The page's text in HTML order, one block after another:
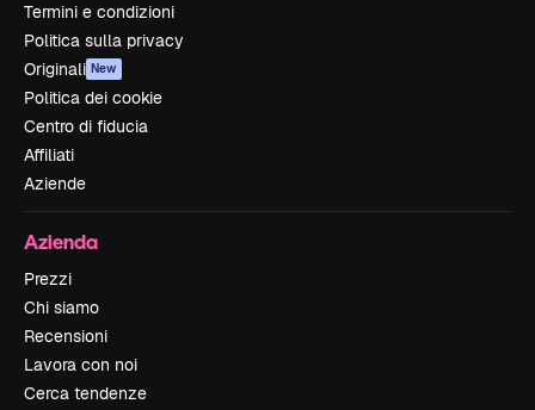
Termini e condizioni
Politica sulla privacy
Originali New
Politica dei cookie
Centro di fiducia
Affiliati
Aziende
Azienda
Prezzi
Chi siamo
Recensioni
Lavora con noi
Cerca tendenze